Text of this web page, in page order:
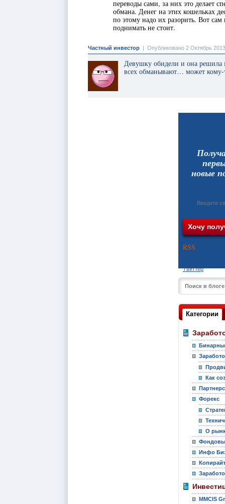
переводы сами, за них это делает
обмана. Денег на этих кошельках
по этому надо их разорить. Вот
поднимать не стоит.
Частный инвестор | Опубликовано 2 Октябрь
Девушку обидели и она
всех обманывают… может кому-
новые
RSS
Твиттер
Категории
Как
Форекс
О
Инфо
MMCIS